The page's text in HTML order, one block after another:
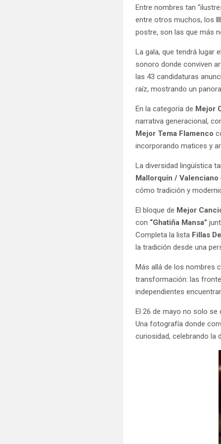
Entre nombres tan
entre otros muchos, los
postre, son las que más
La gala, que tendrá lugar
sonoro donde conviven
las 43 candidaturas
raíz, mostrando un
En la categoría de Mejor
narrativa generacional,
Mejor Tema Flamenco
incorporando matices y
La diversidad lingüística
Mallorquín / Valenciano
cómo tradición y
El bloque de Mejor
con “Ghatiña Mansa”
Completa la lista Fillas
la tradición desde una
Más allá de los nombres
transformación: las
independientes
El 26 de mayo no solo se
Una fotografía donde
curiosidad, celebrando la